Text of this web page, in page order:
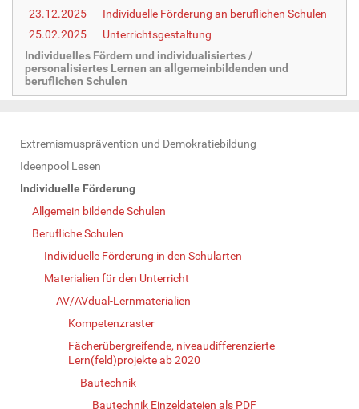
23.12.2025
Individuelle Förderung an beruflichen Schulen
25.02.2025
Unterrichtsgestaltung
Individuelles Fördern und individualisiertes /
personalisiertes Lernen an allgemeinbildenden und
beruflichen Schulen
N
a
v
Extremismusprävention und Demokratiebildung
Ideenpool Lesen
Individuelle Förderung
Allgemein bildende Schulen
Berufliche Schulen
Individuelle Förderung in den Schularten
Materialien für den Unterricht
AV/AVdual-Lernmaterialien
Kompetenzraster
Fächerübergreifende, niveaudifferenzierte
Lern(feld)projekte ab 2020
Bautechnik
Bautechnik Einzeldateien als PDF